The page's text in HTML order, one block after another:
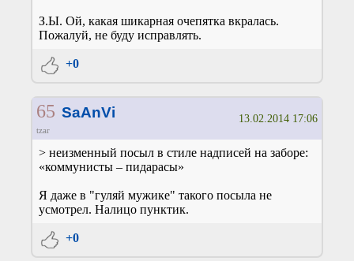
З.Ы. Ой, какая шикарная очепятка вкралась.
Пожалуй, не буду исправлять.
+0
65 SaAnVi
tzar
13.02.2014 17:06
> неизменный посыл в стиле надписей на заборе:
«коммунисты – пидарасы»
Я даже в "гуляй мужике" такого посыла не
усмотрел. Налицо пунктик.
+0